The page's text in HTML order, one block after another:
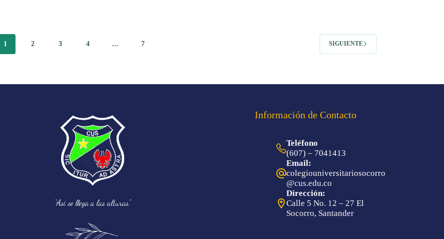
1 2 3 4 … 7 SIGUIENTE
“Así se llega a las alturas.”
Información de Contacto
Teléfono
(607) – 7041413
Email:
colegiouniversitariosocorro
@cus.edu.co
Dirección:
Calle 5 No. 12 – 27 El
Socorro, Santander